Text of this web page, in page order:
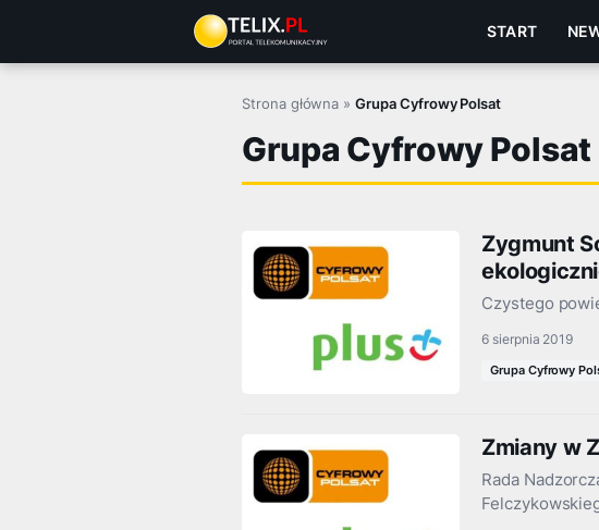
treści
START
Strona główna »Grupa Cyfrowy Polsat
Grupa Cyfrowy Polsat
Zygmunt
Czystego
6 sierpnia 2019
Grupa Cyfrowy
Zmiany w
Rada